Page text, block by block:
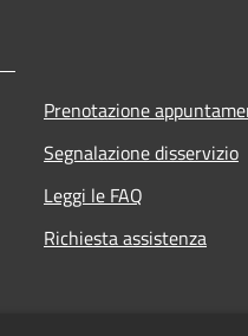
Prenotazione
Segnalazione disservizio
Leggi le FAQ
Richiesta assistenza